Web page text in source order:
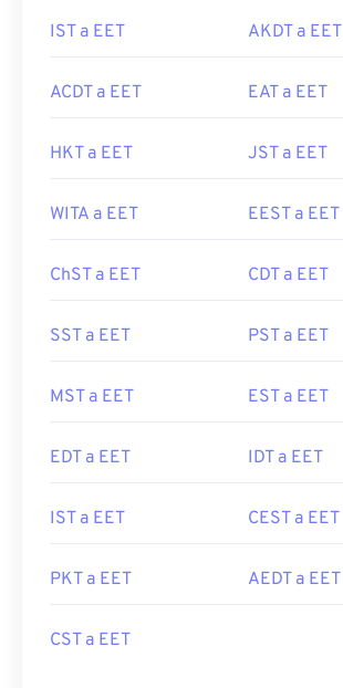
IST a EET AKDT a EET
ACDT a EET EAT a EET
HKT a EET JST a EET
WITA a EET EEST a EET
ChST a EET CDT a EET
SST a EET PST a EET
MST a EET EST a EET
EDT a EET IDT a EET
IST a EET CEST a EET
PKT a EET AEDT a EET
CST a EET